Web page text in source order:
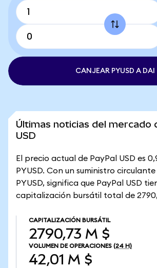
CANJEAR PYUSD A DAI
Últimas noticias del mercado
USD
El precio actual de PayPal USD es
PYUSD. Con un suministro
PYUSD, significa que PayPal USD
capitalización bursátil total de
CAPITALIZACIÓN BURSÁTIL
2790,73 M $
VOLUMEN DE OPERACIONES (24 H)
42,01 M $